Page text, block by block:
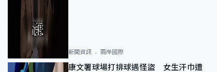
新聞資訊 兩岸國際
康文署球場打排球遇怪盜 女生汗巾遭